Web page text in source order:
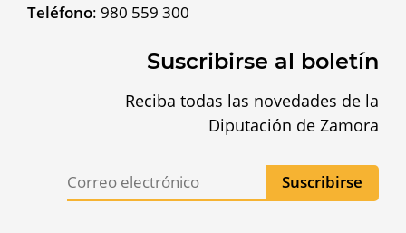
Teléfono: 980 559 300
Suscribirse al boletín
Reciba todas las novedades de la
Diputación de Zamora